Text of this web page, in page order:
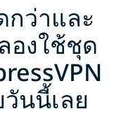
ว่าและ
องใช้ชุด
นนี้เลย